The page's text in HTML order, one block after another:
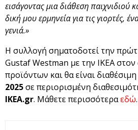
εισάγοντας μια διάθεση παιχνιδιού
δική μου ερμηνεία για τις γιορτές,
γενιά.»
Η συλλογή σηματοδοτεί την
Gustaf Westman με την ΙΚΕΑ
προϊόντων και θα είναι διαθέσιμη
2025σε περιορισμένη
IKEA.gr. Μάθετε περισσότεραεδώ.